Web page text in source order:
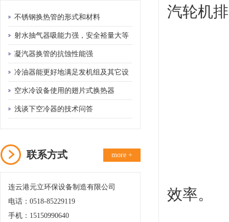
不锈钢换热管的形式和材料
射水抽气器吸能力强，安全裕量大等
优点
凝汽器换管的抗蚀性能强
冷油器能更好地满足发机组及其它设
备的需要
空水冷设备使用的翅片式换热器
浅谈下空冷器的技术问答
联系方式 more +
连云港元立环保设备制造有限公司
电话：0518-85229119
手机：15150990640
汽轮机
效率。